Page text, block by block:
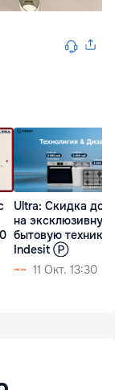
Ultra: Скидка до
на эксклюзивную
бытовую технику
Indesit Ⓟ
11 Окт. 13:30